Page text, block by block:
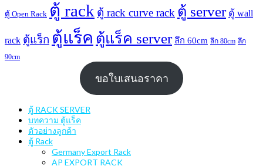
ตู้ Open Rack ตู้ rack ตู้ rack curve rack ตู้ server ตู้ wall
rack ตู้แร็ก ตู้แร็ค ตู้แร็ค server ลึก 60cm ลึก 80cm ลึก
90cm
ขอใบเสนอราคา
ตู้ RACK SERVER
บทความ ตู้แร็ค
ตัวอย่างลูกค้า
ตู้ Rack
Germany Export Rack
AP EXPORT RACK